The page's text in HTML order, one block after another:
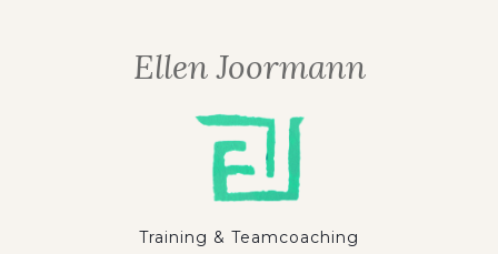
Ellen Joormann
Training & Teamcoaching